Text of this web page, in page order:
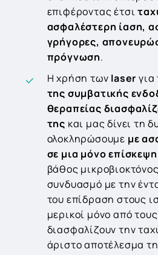
επιφέροντας έτσι
ασφαλέστερη ίαση,
γρήγορες,
πρόγνωση.
Η χρήση των laser για
της συμβατικής
θεραπείας
της και μας δίνει τη
ολοκληρώσουμε με
σε μια μόνο επίσκεψη
βάθος
συνδυασμό με την
του επίδραση στους
μερικοί μόνο από
διασφαλίζουν την
άριστο αποτέλεσμα